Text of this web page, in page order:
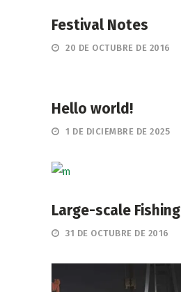
Festival Notes
20 DE OCTUBRE DE 2016
Hello world!
1 DE DICIEMBRE DE 2025
Large-scale Fishing
31 DE OCTUBRE DE 2016